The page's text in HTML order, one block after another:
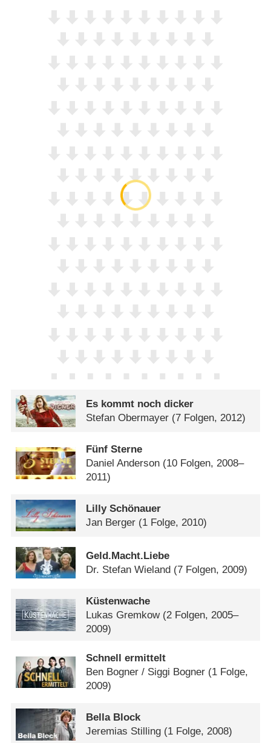
Es kommt noch dicker
Stefan Obermayer (7 Folgen, 2012)
Fünf Sterne
Daniel Anderson (10 Folgen, 2008–
2011)
Lilly Schönauer
Jan Berger (1 Folge, 2010)
Geld.Macht.Liebe
Dr. Stefan Wieland (7 Folgen, 2009)
Küstenwache
Lukas Gremkow (2 Folgen, 2005–
2009)
Schnell ermittelt
Ben Bogner /​ Siggi Bogner (1 Folge,
2009)
Bella Block
Jeremias Stilling (1 Folge, 2008)